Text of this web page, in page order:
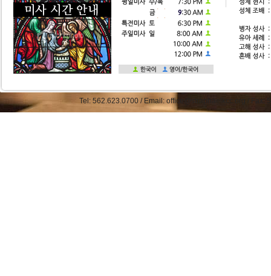
Tel: 562.623.0700 / Email: office@straphaelkcc.org /